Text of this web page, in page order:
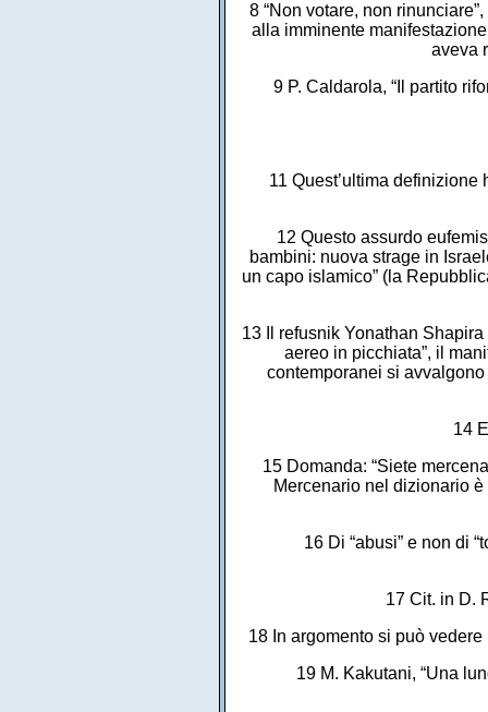
8 “Non votare, non
alla imminente
aveva
9 P. Caldarola, “Il partito
11 Quest’ultima definizione
12 Questo assurdo
bambini: nuova strage in
un capo islamico” (la
13 Il refusnik Yonathan
aereo in picchiata”, il
contemporanei si
14
15 Domanda: “Siete
Mercenario nel dizionario
16 Di “abusi” e non di
17 Cit. in D.
18 In argomento si può
19 M. Kakutani, “Una